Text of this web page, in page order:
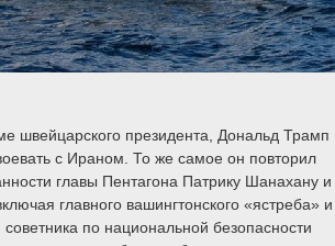
швейцарского президента, Дональд Трамп
с Ираном. То же самое он повторил
главы Пентагона Патрику Шанахану и
главного вашингтонского «ястреба» и
советника по национальной безопасности